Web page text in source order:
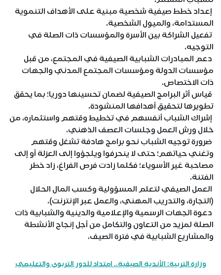
إعداد خطط صيفية شخصية مبنية على الأهداف التنموية
المستدامة، والميول الشخصية.
تفعيل الشراكة بين الأسرة والمؤسسات ذات الصلة في
التوجيه.
دعم المبادرات الشبابية الصيفية في المجتمع، من قبل
مؤسسات الدولة ومؤسسات المجتمع المدني والجهات
ذات الاختصاص.
قياس أثر البرامج الصيفية لضمان تحسينها دوريا؛ بما يحقق
تطويرها لتحقيق أهدافها المنشودة.
إشراك الشباب أنفسهم في تخطيط وقتهم واستثماره، من
خلال ورش العمل وجلسات العصف الذهني.
ضرورة توجيه الشباب نحو برامج هادفة تشغل وقتهم
وتغني حياتهم؛ حتى لا ينحرفوا ويلجؤوا إلى العزلة أو إلى
مصاحبة غير الأسوياء؛ فكلما زادت فرص الفراغ، زاد خطر
الفتنة.
العمل الصيفي لتعلم المسؤولية وكسب المال الحلال
(التجارة، والتدريب المهني، والعمل عبر الإنترنت).
دعوة الجهات الرسمية والإعلامية والدينية والشبابية ذات
الصلة لمزيد من التعاون والتكامل من أجل إنجاح الأنشطة
والمشاريع الشبابية في فترة الصيف.
وزارة التربية: الأندية الصيفية.. امتداد للدور التربوي والتعليمي